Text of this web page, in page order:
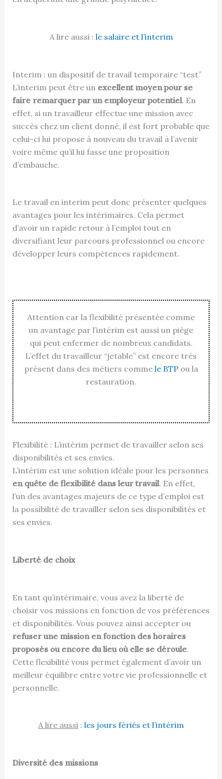
A lire aussi : le salaire et l’interim
Interim : un dispositif de travail temporaire “test”
L’interim peut être un excellent moyen pour se
faire remarquer par un employeur potentiel. En
effet, si un travailleur effectue une mission avec
succès chez un client donné, il est fort probable que
celui-ci lui propose à nouveau du travail à l’avenir
voire même qu’il lui fasse une proposition
d’embauche.
Le travail en interim peut donc présenter quelques
avantages pour les intérimaires. Cela permet
d’avoir un rapide retour à l’emploi tout en
diversifiant leur parcours professionnel ou encore
développer leurs compétences rapidement.
Attention car la flexibilité présentée comme
un avantage par l’intérim est aussi un piège
qui peut enfermer de nombreux candidats.
L’effet du travailleur “jetable” est encore très
présent dans des métiers comme le BTPou la
restauration.
Flexibilité : L’intérim permet de travailler selon ses
disponibilités et ses envies.
L’intérim est une solution idéale pour les personnes
en quête de flexibilité dans leur travail. En effet,
l’un des avantages majeurs de ce type d’emploi est
la possibilité de travailler selon ses disponibilités et
ses envies.
Liberté de choix
En tant qu’intérimaire, vous avez la liberté de
choisir vos missions en fonction de vos préférences
et disponibilités. Vous pouvez ainsi accepter ou
refuser une mission en fonction des horaires
proposés ou encore du lieu où elle se déroule.
Cette flexibilité vous permet également d’avoir un
meilleur équilibre entre votre vie professionnelle et
personnelle.
A lire aussi : les jours fériés et l’intérim
Diversité des missions